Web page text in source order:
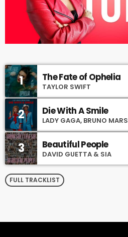
1 The Fate of Ophelia
TAYLOR SWIFT
2 Die With A Smile
LADY GAGA, BRUNO MARS
3 Beautiful People
DAVID GUETTA & SIA
FULL TRACKLIST